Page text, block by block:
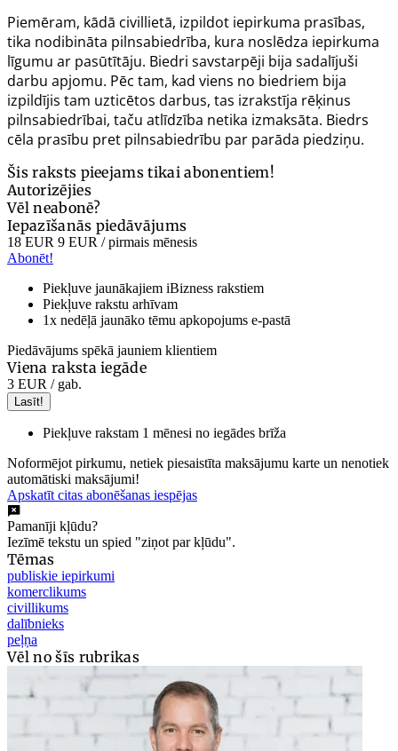
Piemēram, kādā civillietā, izpildot iepirkuma prasības,
tika nodibināta pilnsabiedrība, kura noslēdza iepirkuma
līgumu ar pasūtītāju. Biedri savstarpēji bija sadalījuši
darbu apjomu. Pēc tam, kad viens no biedriem bija
izpildījis tam uzticētos darbus, tas izrakstīja rēķinus
pilnsabiedrībai, taču atlīdzība netika izmaksāta. Biedrs
cēla prasību pret pilnsabiedrību par parāda piedziņu.
Šis raksts pieejams tikai abonentiem!
Autorizējies
Vēl neabonē?
Iepazīšanās piedāvājums
18 EUR 9 EUR / pirmais mēnesis
Abonēt!
Piekļuve jaunākajiem iBizness rakstiem
Piekļuve rakstu arhīvam
1x nedēļā jaunāko tēmu apkopojums e-pastā
Piedāvājums spēkā jauniem klientiem
Viena raksta iegāde
3 EUR / gab.
Lasīt!
Piekļuve rakstam 1 mēnesi no iegādes brīža
Noformējot pirkumu, netiek piesaistīta maksājumu karte un nenotiek
automātiski maksājumi!
Apskatīt citas abonēšanas iespējas
Pamanīji kļūdu?
Iezīmē tekstu un spied "ziņot par kļūdu".
Tēmas
publiskie iepirkumi
komerclikums
civillikums
dalībnieks
peļņa
Vēl no šīs rubrikas